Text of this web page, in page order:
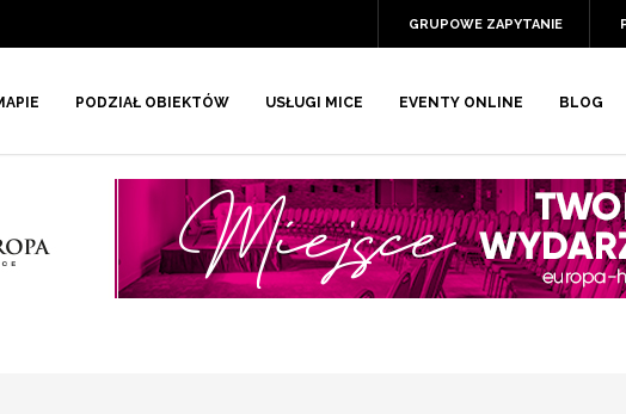
GRUPOWE ZAPYTANIE
PODZIAŁ OBIEKTÓW USŁUGI MICE EVENTY ONLINE BLOG